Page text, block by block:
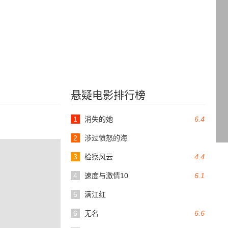
悬疑电影排行榜
6.4
1 消失的她
2 涉过愤怒的海
4.4
3 检察风云
6.1
4 速度与激情10
5 满江红
6.6
6 无名